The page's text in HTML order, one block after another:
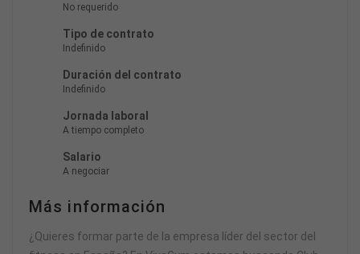
No requerido
Tipo de contrato
Indefinido
Duración del contrato
Indefinido
Jornada laboral
A tiempo completo
Salario
A negociar
Más información
¿Quieres formar parte de la empresa líder del sector del